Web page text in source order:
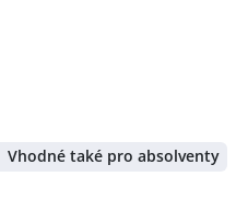
Vhodné také pro absolventy